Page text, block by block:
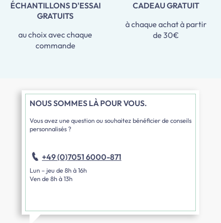
ÉCHANTILLONS D'ESSAI
GRATUITS
au choix avec chaque
commande
CADEAU GRATUIT
à chaque achat à partir
de 30€
NOUS SOMMES LÀ POUR VOUS.
Vous avez une question ou souhaitez bénéficier de conseils
personnalisés ?
+49 (0)7051 6000-871
Lun – jeu de 8h à 16h
Ven de 8h à 13h